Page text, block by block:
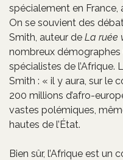
spécialement en France,
On se souvient des
Smith, auteur de La ruée
nombreux démographes
spécialistes de l’Afrique.
Smith : « il y aura, sur le
200 millions d’afro-
vastes polémiques,
hautes de l’État.
Bien sûr, l’Afrique est